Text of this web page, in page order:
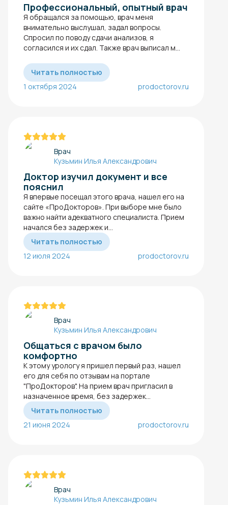
Профессиональный, опытный врач
Я обращался за помощью, врач меня
внимательно выслушал, задал вопросы.
Спросил по поводу сдачи анализов​, я
согласился и их сдал. Также врач выписал м...
Читать полностью
1 октября 2024
prodoctorov.ru
Врач
Кузьмин Илья Александрович
Доктор изучил документ и все
пояснил
Я впервые посещал этого врача, нашел его на
сайте «ПроДокторов». При выборе мне было
важно найти адекватного специалиста. Прием
начался без задержек и...
Читать полностью
12 июля 2024
prodoctorov.ru
Врач
Кузьмин Илья Александрович
Общаться с врачом было
комфортно
К этому урологу я пришел первый раз, нашел
его для себя по отзывам на портале
"ПроДокторов". На прием врач пригласил в
назначенное время, без задержек...
Читать полностью
21 июня 2024
prodoctorov.ru
Врач
Кузьмин Илья Александрович